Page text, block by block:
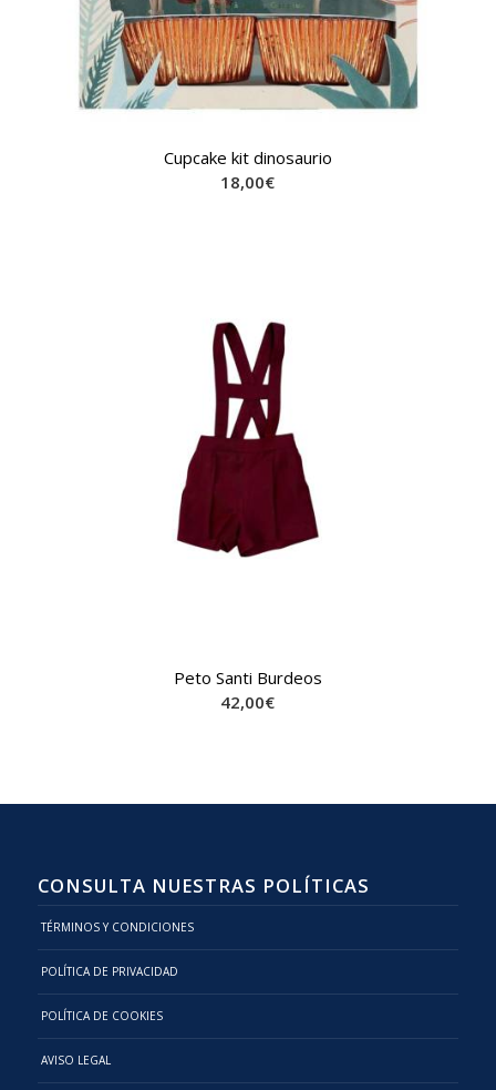
Cupcake kit dinosaurio
18,00€
Peto Santi Burdeos
42,00€
CONSULTA NUESTRAS POLÍTICAS
TÉRMINOS Y CONDICIONES
POLÍTICA DE PRIVACIDAD
POLÍTICA DE COOKIES
AVISO LEGAL